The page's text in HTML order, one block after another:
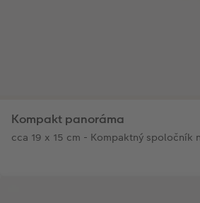
Kompakt panoráma
cca 19 x 15 cm - Kompaktný spoločník